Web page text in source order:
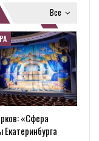
Все
«Сфера
Екатеринбурга